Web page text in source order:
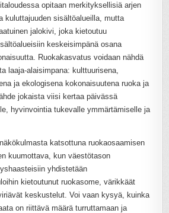
opitaan merkityksellisiä arjen
kuluttajuuden sisältöalueilla, mutta
jalokivi, joka kietoutuu
keskeisimpänä osana
Ruokakasvatus voidaan nähdä
laaja-alaisimpana: kulttuurisena,
ja ekologisena kokonaisuutena ruoka ja
jokaista viisi kertaa päivässä
hyvinvointia tukevalle ymmärtämiselle ja
katsottuna ruokaosaamisen
kuumottava, kun väestötason
yhdistetään
kietoutunut ruokasome, värikkäät
keskustelut. Voi vaan kysyä, kuinka
on riittävä määrä turruttamaan ja